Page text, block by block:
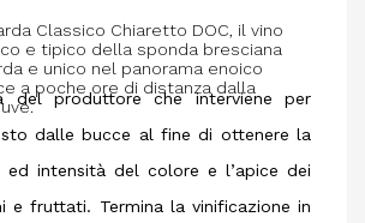
Classico Chiaretto DOC, il vino
e tipico della sponda bresciana
e unico nel panorama enoico
a poche ore di distanza dalla
del produttore che interviene per
dalle bucce al fine di ottenere la
ed intensità del colore e l’apice dei
e fruttati. Termina la vinificazione in